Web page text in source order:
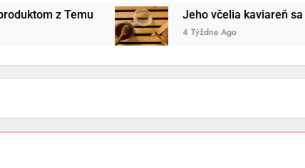
Jeho včelia kaviareň sa vďaka
4 Týždne Ago